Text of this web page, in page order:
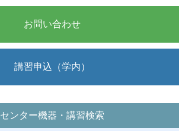
お問い合わせ
講習申込（学内）
センター機器・講習検索